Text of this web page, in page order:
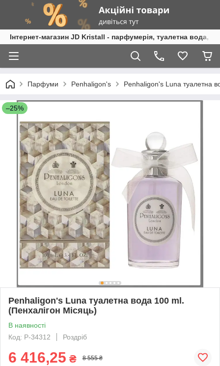
Інтернет-магазин JD Kristall - парфумерія, туалетна вода,
Парфуми Penhaligon's Penhaligon's Luna туалетна
–25%
Penhaligon's Luna туалетна вода 100 ml.
(Пенхалігон Місяць)
В наявності
Код: P-34312
Роздріб
6 416,25 ₴ 8 555 ₴